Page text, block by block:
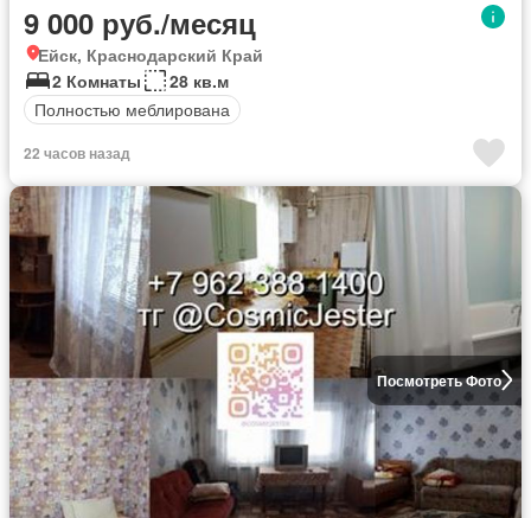
9 000 руб./месяц
Ейск, Краснодарский Край
2 Комнаты
28 кв.м
Полностью меблирована
22 часов назад
Посмотреть Фото